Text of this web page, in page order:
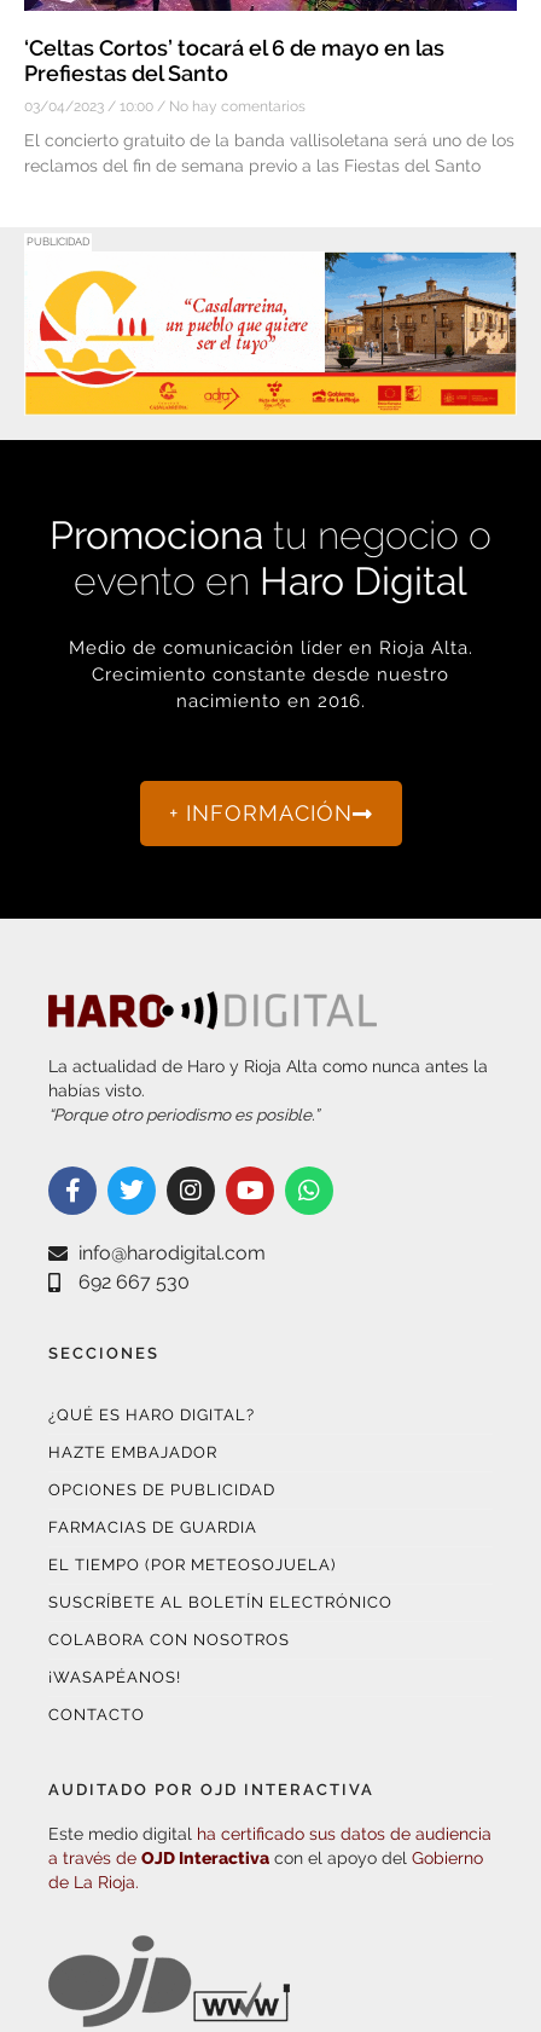
‘Celtas Cortos’ tocará el 6 de mayo en las
Prefiestas del Santo
03/04/2023 10:00 No hay comentarios
El concierto gratuito de la banda vallisoletana será uno de los
reclamos del fin de semana previo a las Fiestas del Santo
PUBLICIDAD
Promociona tu negocio o
evento en Haro Digital
Medio de comunicación líder en Rioja Alta.
Crecimiento constante desde nuestro
nacimiento en 2016.
+ INFORMACIÓN
La actualidad de Haro y Rioja Alta como nunca antes la
habías visto.
“Porque otro periodismo es posible.”
info@harodigital.com
692 667 530
SECCIONES
¿QUÉ ES HARO DIGITAL?
HAZTE EMBAJADOR
OPCIONES DE PUBLICIDAD
FARMACIAS DE GUARDIA
EL TIEMPO (POR METEOSOJUELA)
SUSCRÍBETE AL BOLETÍN ELECTRÓNICO
COLABORA CON NOSOTROS
¡WASAPÉANOS!
CONTACTO
AUDITADO POR OJD INTERACTIVA
Este medio digital ha certificado sus datos de audiencia
a través de OJD Interactiva con el apoyo del Gobierno
de La Rioja.